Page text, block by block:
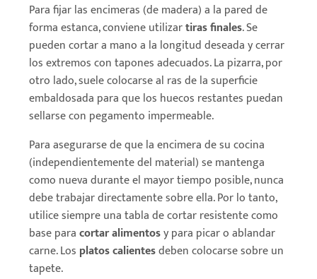
Para fijar las encimeras (de madera) a la pared de
forma estanca, conviene utilizartiras finales. Se
pueden cortar a mano a la longitud deseada y cerrar
los extremos con tapones adecuados. La pizarra, por
otro lado, suele colocarse al ras de la superficie
embaldosada para que los huecos restantes puedan
sellarse con pegamento impermeable.
Para asegurarse de que la encimera de su cocina
(independientemente del material) se mantenga
como nueva durante el mayor tiempo posible, nunca
debe trabajar directamente sobre ella. Por lo tanto,
utilice siempre una tabla de cortar resistente como
base paracortar alimentosy para picar o ablandar
carne. Los platos calientesdeben colocarse sobre un
tapete.